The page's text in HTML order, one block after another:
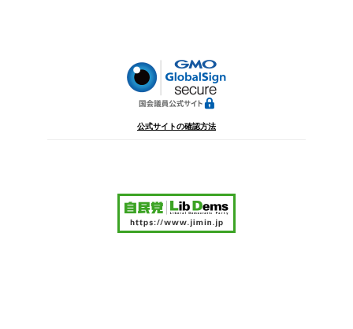
公式サイトの確認方法